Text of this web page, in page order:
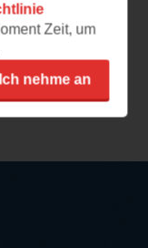
Zeit, um
Ich nehme an